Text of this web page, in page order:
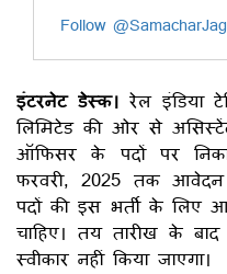
Follow
इंटरनेट डेस्क।रेल इंडिया
लिमिटेड की ओर से
ऑफिसर के पदों पर
फरवरी, 2025 तक
पदों की इस भर्ती के लिए
चाहिए। तय तारीख के
स्वीकार नहीं किया जाएगा।